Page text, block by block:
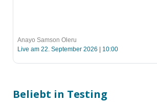
Anayo Samson Oleru
Live am 22. September 2026 | 10:00
Beliebt in Testing